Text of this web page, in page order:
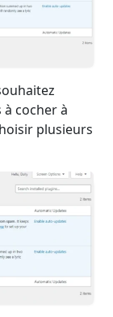
cocher à
plusieurs